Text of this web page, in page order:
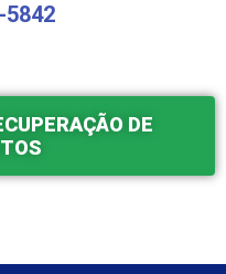
5842
DE